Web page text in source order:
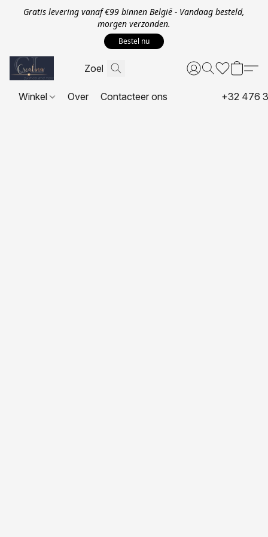
Gratis levering vanaf €99 binnen België - Vandaag besteld,
morgen verzonden.
Bestel nu
Winkel Over Contacteer ons +32 476